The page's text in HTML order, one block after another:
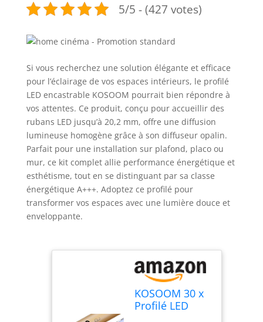
5/5 - (427 votes)
Si vous recherchez une solution élégante et efficace
pour l’éclairage de vos espaces intérieurs, le profilé
LED encastrable KOSOOM pourrait bien répondre à
vos attentes. Ce produit, conçu pour accueillir des
rubans LED jusqu’à 20,2 mm, offre une diffusion
lumineuse homogène grâce à son diffuseur opalin.
Parfait pour une installation sur plafond, placo ou
mur, ce kit complet allie performance énergétique et
esthétisme, tout en se distinguant par sa classe
énergétique A+++. Adoptez ce profilé pour
transformer vos espaces avec une lumière douce et
enveloppante.
KOSOOM 30 x
Profilé LED